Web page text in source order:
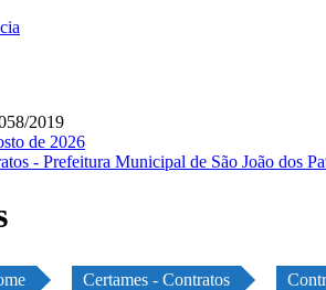
2019
de 2026
Certames - Contratos